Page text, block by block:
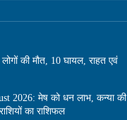
की मौत, 10 घायल, राहत एवं
2026: मेष को धन लाभ, कन्या की
का राशिफल